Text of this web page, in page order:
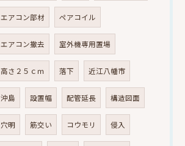
エアコン部材 ペアコイル
エアコン撤去 室外機専用置場
高さ２５ｃｍ 落下 近江八幡市
沖島 設置幅 配管延長 構造図面
穴明 筋交い コウモリ 侵入